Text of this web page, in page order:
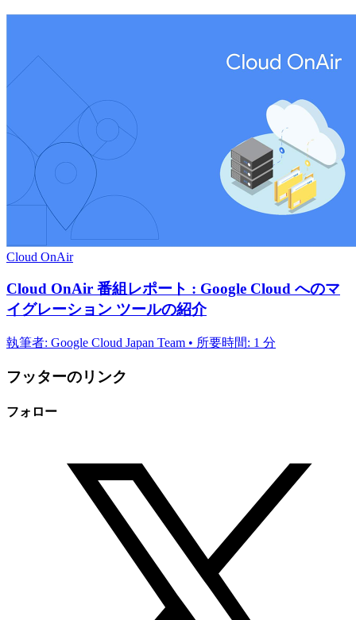
Cloud OnAir
Cloud OnAir 番組レポート : Google Cloud へのマ
イグレーション ツールの紹介
執筆者: Google Cloud Japan Team • 所要時間: 1 分
フッターのリンク
フォロー